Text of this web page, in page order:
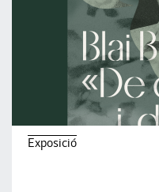
Exposició